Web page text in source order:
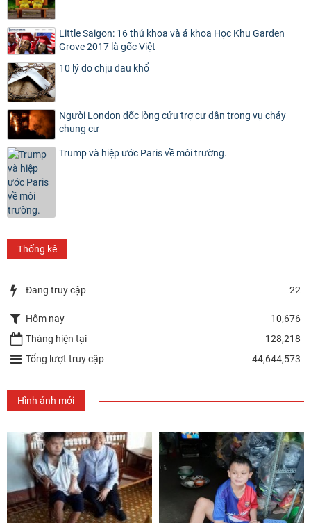
Little Saigon: 16 thủ khoa và á khoa Học Khu Garden
Grove 2017 là gốc Việt
10 lý do chịu đau khổ
Người London dốc lòng cứu trợ cư dân trong vụ cháy
chung cư
Trump và hiệp ước Paris về môi trường.
Thống kê
Đang truy cập 22
Hôm nay
10,676
Tháng hiện tại
128,218
Tổng lượt truy cập
44,644,573
Hình ảnh mới